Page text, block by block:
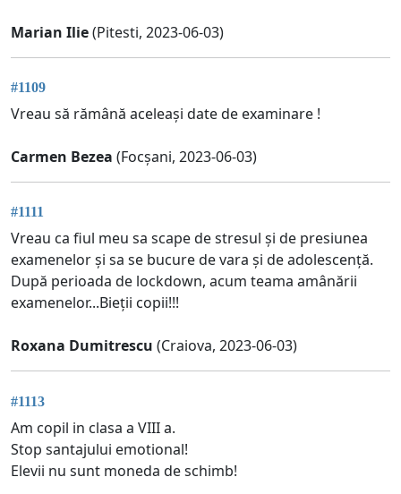
Marian Ilie(Pitesti, 2023-06-03)
#1109
Vreau să rămână aceleași date de examinare !
Carmen Bezea (Focșani, 2023-06-03)
#1111
Vreau ca fiul meu sa scape de stresul și de presiunea
examenelor și sa se bucure de vara și de adolescență.
După perioada de lockdown, acum teama amânării
examenelor...Bieții copii!!!
Roxana Dumitrescu (Craiova, 2023-06-03)
#1113
Am copil in clasa a VIII a.
Stop santajului emotional!
Elevii nu sunt moneda de schimb!